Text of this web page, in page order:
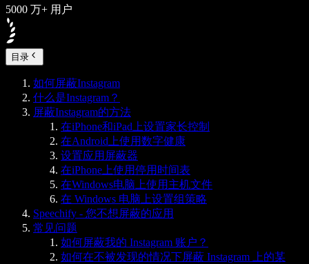
5000 万+ 用户
目录
如何屏蔽Instagram
什么是Instagram？
屏蔽Instagram的方法
在iPhone和iPad上设置家长控制
在Android上使用数字健康
设置应用屏蔽器
在iPhone上使用停用时间表
在Windows电脑上使用主机文件
在 Windows 电脑上设置组策略
Speechify - 您不想屏蔽的应用
常见问题
如何屏蔽我的 Instagram 账户？
如何在不被发现的情况下屏蔽 Instagram 上的某